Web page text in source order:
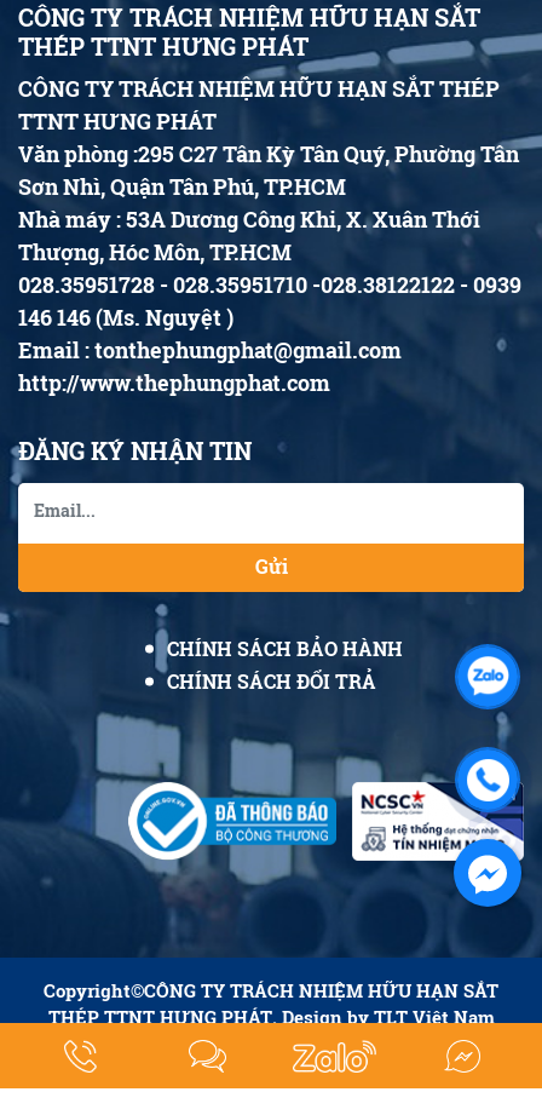
CÔNG TY TRÁCH NHIỆM HỮU HẠN SẮT
THÉP TTNT HƯNG PHÁT
CÔNG TY TRÁCH NHIỆM HỮU HẠN SẮT THÉP
TTNT HƯNG PHÁT
Văn phòng :295 C27 Tân Kỳ Tân Quý, Phường Tân
Sơn Nhì, Quận Tân Phú, TP.HCM
Nhà máy : 53A Dương Công Khi, X. Xuân Thới
Thượng, Hóc Môn, TP.HCM
028.35951728 - 028.35951710 -028.38122122 - 0939
146 146 (Ms. Nguyệt )
Email : tonthephungphat@gmail.com
http://www.thephungphat.com
ĐĂNG KÝ NHẬN TIN
Gửi
CHÍNH SÁCH BẢO HÀNH
CHÍNH SÁCH ĐỔI TRẢ
Copyright©CÔNG TY TRÁCH NHIỆM HỮU HẠN SẮT
THÉP TTNT HƯNG PHÁT. Design byTLT Viêt Nam